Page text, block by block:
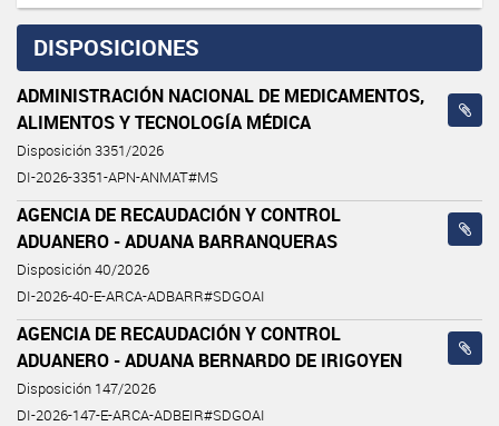
DISPOSICIONES
ADMINISTRACIÓN NACIONAL DE MEDICAMENTOS,
ALIMENTOS Y TECNOLOGÍA MÉDICA
Disposición 3351/2026
DI-2026-3351-APN-ANMAT#MS
AGENCIA DE RECAUDACIÓN Y CONTROL
ADUANERO - ADUANA BARRANQUERAS
Disposición 40/2026
DI-2026-40-E-ARCA-ADBARR#SDGOAI
AGENCIA DE RECAUDACIÓN Y CONTROL
ADUANERO - ADUANA BERNARDO DE IRIGOYEN
Disposición 147/2026
DI-2026-147-E-ARCA-ADBEIR#SDGOAI